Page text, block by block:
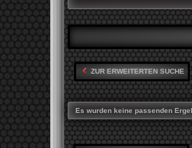
ZUR ERWEITERTEN SUCHE
Es wurden keine passenden